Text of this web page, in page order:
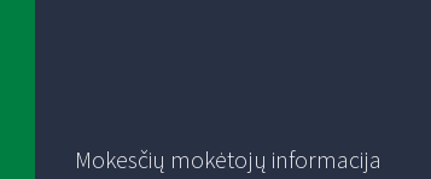
Mokesčių mokėtojų informacija